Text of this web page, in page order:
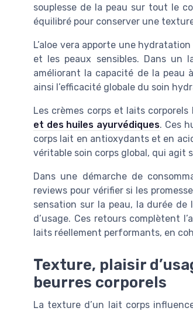
souplesse de la peau sur tout le
équilibré pour conserver une
L’aloe vera apporte une
et les peaux sensibles. Dans un
améliorant la capacité de la peau
ainsi l’efficacité globale du soin
Les crèmes corps et laits
et des huiles ayurvédiques. Ces
corps lait en antioxydants et en
véritable soin corps global, qui agit
Dans une démarche de
reviews pour vérifier si les
sensation sur la peau, la durée de
d’usage. Ces retours complètent
laits réellement performants, en
Texture, plaisir
beurres corporels
La texture d’un lait corps